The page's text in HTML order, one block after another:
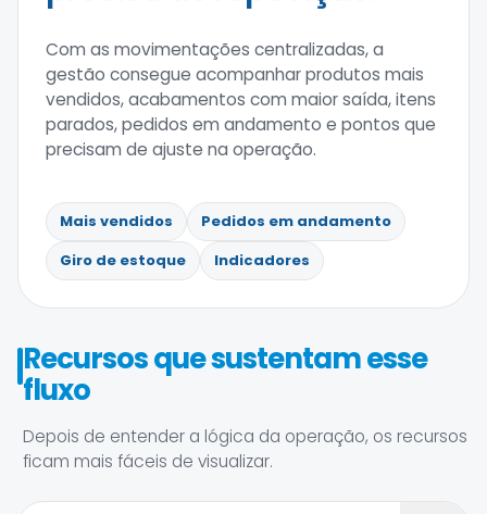
Com as movimentações centralizadas, a
gestão consegue acompanhar produtos mais
vendidos, acabamentos com maior saída, itens
parados, pedidos em andamento e pontos que
precisam de ajuste na operação.
Mais vendidos
Pedidos em andamento
Giro de estoque
Indicadores
Recursos que sustentam esse
fluxo
Depois de entender a lógica da operação, os recursos
ficam mais fáceis de visualizar.